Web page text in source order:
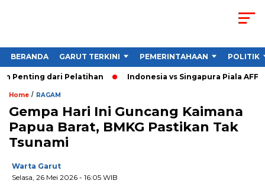
BERANDA GARUT TERKINI PEMERINTAHAAN POLITIK
dari Pelatihan Indonesia vs Singapura Piala AFF
Home / RAGAM
Gempa Hari Ini Guncang Kaimana
Papua Barat, BMKG Pastikan Tak
Tsunami
Warta Garut
Selasa, 26 Mei 2026 - 16:05 WIB